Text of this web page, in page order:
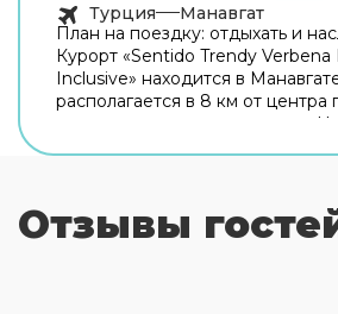
Турция
Манавгат
План на поездку: отдыхать и
Курорт «Sentido Trendy Verbena
Inclusive» находится в
располагается в 8 км от
курортом можно прогуляться.
баре. Время вспомнить о хлебе
гостей работает ресторан. На
Отзывы